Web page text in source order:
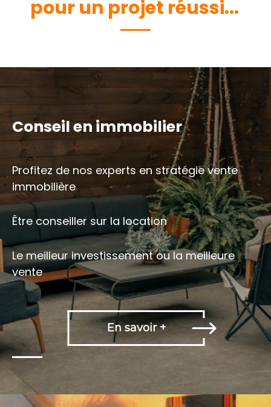
pour un projet réussi...
Conseil en immobilier
Profitez de nos experts en stratégie vente
immobilière
Être conseiller sur la location
Le meilleur investissement ou la meilleure
vente
En savoir +